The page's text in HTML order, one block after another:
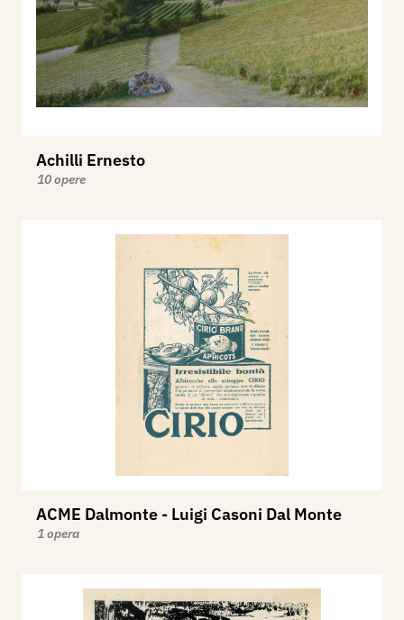
Achilli Ernesto
10 opere
ACME Dalmonte - Luigi Casoni Dal Monte
1 opera